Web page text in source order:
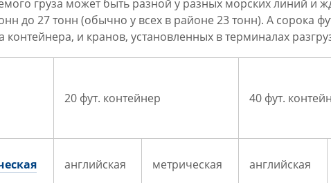
груза может быть разной у разных морских линий и
до 27 тонн (обычно у всех в районе 23 тонн). А сорока
контейнера, и кранов, установленных в терминалах
20 фут. контейнер 40 фут.
английская метрическая английская